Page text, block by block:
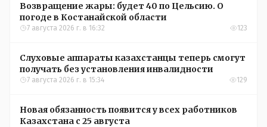
Возвращение жары: будет 40 по Цельсию. О
погоде в Костанайской области
7 августа 2026 г. в 16:32 123
Слуховые аппараты казахстанцы теперь смогут
получать без установления инвалидности
7 августа 2026 г. в 15:34 129
Новая обязанность появится у всех работников
Казахстана с 25 августа